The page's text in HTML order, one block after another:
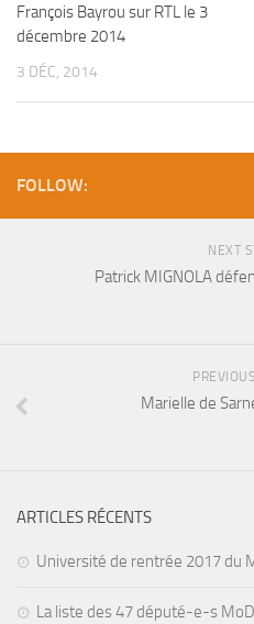
François Bayrou sur RTL le 3
décembre 2014
3 DÉC, 2014
FOLLOW:
NEXT
Patrick MIGNOLA
Marielle de
ARTICLES RÉCENTS
Université de rentrée 2017 du
La liste des 47 député-e-s